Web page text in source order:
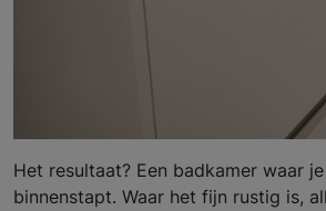
Het resultaat? Een badkamer waar
binnenstapt. Waar het fijn rustig is,